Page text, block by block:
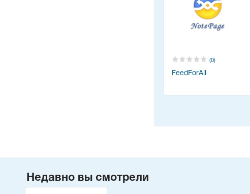
(0)
FeedForAll
Недавно вы смотрели